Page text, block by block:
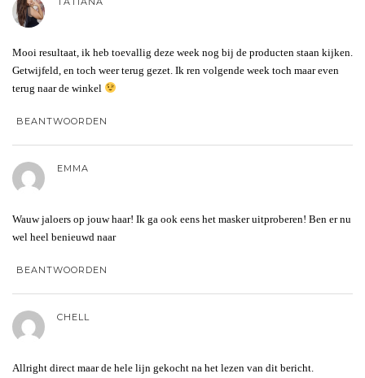
Mooi resultaat, ik heb toevallig deze week nog bij de producten staan kijken.
Getwijfeld, en toch weer terug gezet. Ik ren volgende week toch maar even
terug naar de winkel
BEANTWOORDEN
EMMA
Wauw jaloers op jouw haar! Ik ga ook eens het masker uitproberen! Ben er nu
wel heel benieuwd naar
BEANTWOORDEN
CHELL
Allright direct maar de hele lijn gekocht na het lezen van dit bericht.